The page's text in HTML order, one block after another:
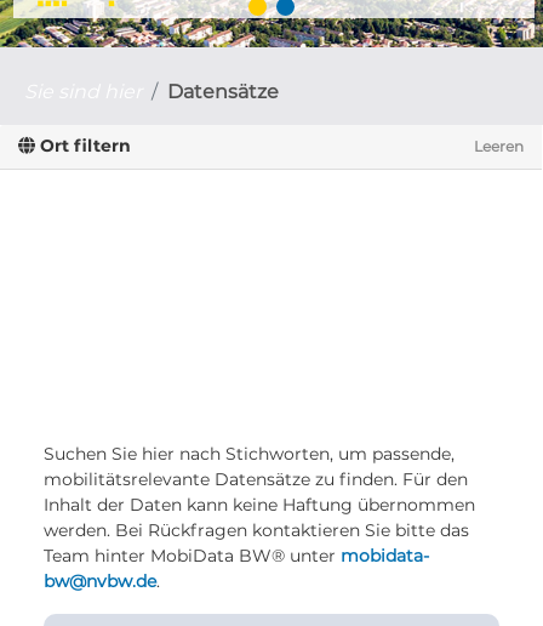
Datensätze
Ort filtern Leeren
Suchen Sie hier nach Stichworten, um passende,
mobilitätsrelevante Datensätze zu finden. Für den
Inhalt der Daten kann keine Haftung übernommen
werden. Bei Rückfragen kontaktieren Sie bitte das
Team hinter MobiData BW® unter mobidata-
bw@nvbw.de.